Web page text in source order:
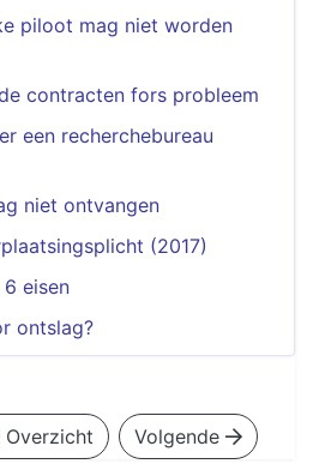
piloot mag niet worden
contracten fors probleem
een recherchebureau
niet ontvangen
(2017)
eisen
ontslag?
Overzicht Volgende